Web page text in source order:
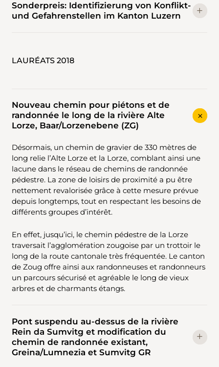
Sonderpreis: Identifizierung von Konflikt-
und Gefahrenstellen im Kanton Luzern
LAURÉATS 2018
Nouveau chemin pour piétons et de
randonnée le long de la rivière Alte
Lorze, Baar/Lorzenebene (ZG)
Désormais, un chemin de gravier de 330 mètres de
long relie l’Alte Lorze et la Lorze, comblant ainsi une
lacune dans le réseau de chemins de randonnée
pédestre. La zone de loisirs de proximité a pu être
nettement revalorisée grâce à cette mesure prévue
depuis longtemps, tout en respectant les besoins de
différents groupes d’intérêt.
En effet, jusqu’ici, le chemin pédestre de la Lorze
traversait l’agglomération zougoise par un trottoir le
long de la route cantonale très fréquentée. Le canton
de Zoug offre ainsi aux randonneuses et randonneurs
un parcours sécurisé et agréable le long de vieux
arbres et de charmants étangs.
Pont suspendu au-dessus de la rivière
Rein da Sumvitg et modification du
chemin de randonnée existant,
Greina/Lumnezia et Sumvitg GR